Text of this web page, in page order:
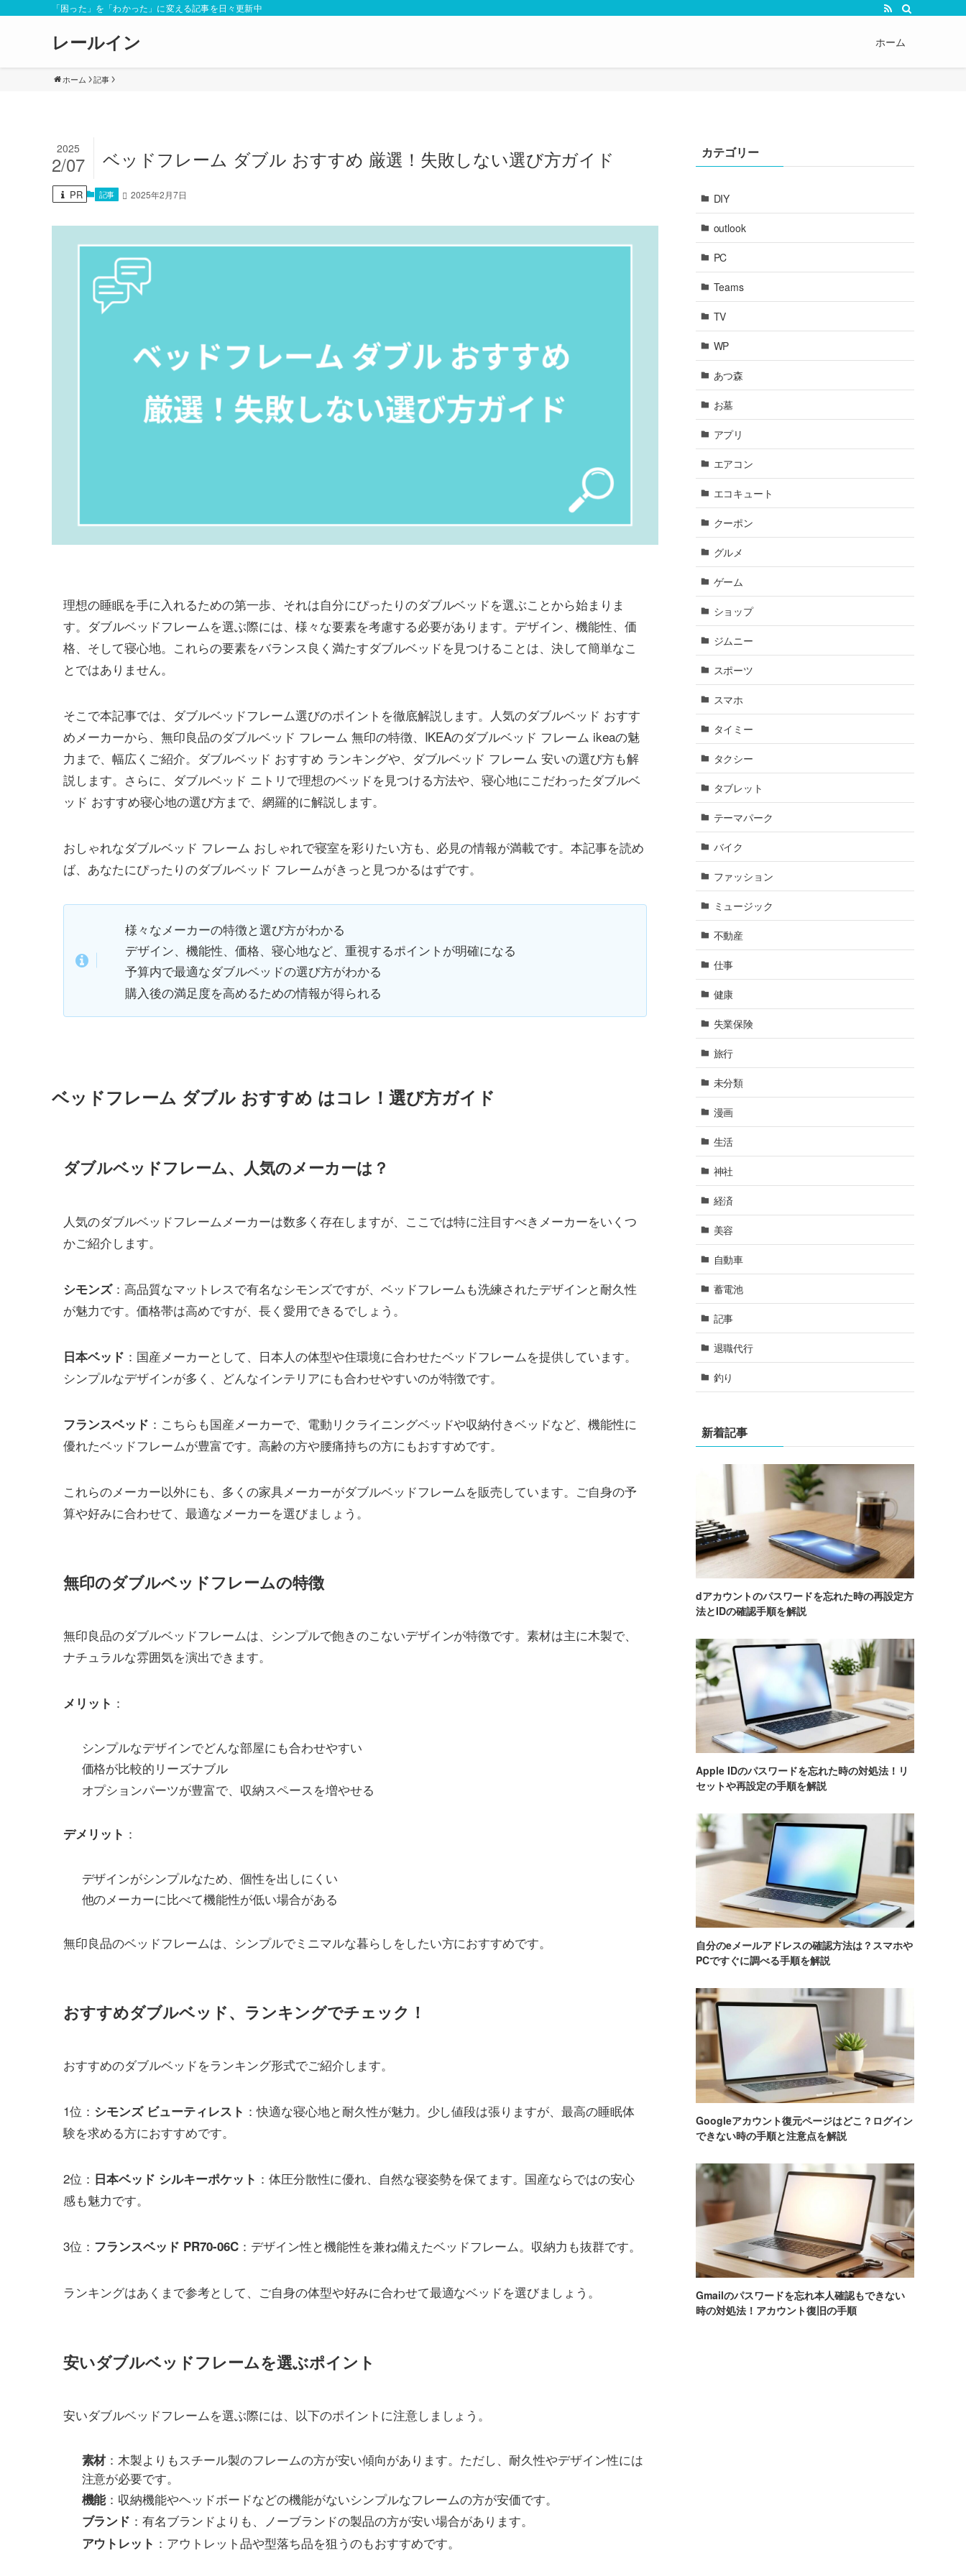
「困った」を「わかった」に変える記事を日々更新中
レールイン ホーム
ホーム 記事
ベッドフレーム ダブル おすすめ 厳選！失敗しない選び方ガイド
2025
2/07
PR 記事 2025年2月7日
理想の睡眠を手に入れるための第一歩、それは自分にぴったりのダブルベッドを選ぶことから始まりま
す。ダブルベッドフレームを選ぶ際には、様々な要素を考慮する必要があります。デザイン、機能性、価
格、そして寝心地。これらの要素をバランス良く満たすダブルベッドを見つけることは、決して簡単なこ
とではありません。
そこで本記事では、ダブルベッドフレーム選びのポイントを徹底解説します。人気のダブルベッド おすす
めメーカーから、無印良品のダブルベッド フレーム 無印の特徴、IKEAのダブルベッド フレーム ikeaの魅
力まで、幅広くご紹介。ダブルベッド おすすめ ランキングや、ダブルベッド フレーム 安いの選び方も解
説します。さらに、ダブルベッド ニトリで理想のベッドを見つける方法や、寝心地にこだわったダブルベ
ッド おすすめ寝心地の選び方まで、網羅的に解説します。
おしゃれなダブルベッド フレーム おしゃれで寝室を彩りたい方も、必見の情報が満載です。本記事を読め
ば、あなたにぴったりのダブルベッド フレームがきっと見つかるはずです。
様々なメーカーの特徴と選び方がわかる
デザイン、機能性、価格、寝心地など、重視するポイントが明確になる
予算内で最適なダブルベッドの選び方がわかる
購入後の満足度を高めるための情報が得られる
ベッドフレーム ダブル おすすめ はコレ！選び方ガイド
ダブルベッドフレーム、人気のメーカーは？
人気のダブルベッドフレームメーカーは数多く存在しますが、ここでは特に注目すべきメーカーをいくつ
かご紹介します。
シモンズ：高品質なマットレスで有名なシモンズですが、ベッドフレームも洗練されたデザインと耐久性
が魅力です。価格帯は高めですが、長く愛用できるでしょう。
日本ベッド ：国産メーカーとして、日本人の体型や住環境に合わせたベッドフレームを提供しています。
シンプルなデザインが多く、どんなインテリアにも合わせやすいのが特徴です。
フランスベッド ：こちらも国産メーカーで、電動リクライニングベッドや収納付きベッドなど、機能性に
優れたベッドフレームが豊富です。高齢の方や腰痛持ちの方にもおすすめです。
これらのメーカー以外にも、多くの家具メーカーがダブルベッドフレームを販売しています。ご自身の予
算や好みに合わせて、最適なメーカーを選びましょう。
無印のダブルベッドフレームの特徴
無印良品のダブルベッドフレームは、シンプルで飽きのこないデザインが特徴です。素材は主に木製で、
ナチュラルな雰囲気を演出できます。
メリット ：
シンプルなデザインでどんな部屋にも合わせやすい
価格が比較的リーズナブル
オプションパーツが豊富で、収納スペースを増やせる
デメリット ：
デザインがシンプルなため、個性を出しにくい
他のメーカーに比べて機能性が低い場合がある
無印良品のベッドフレームは、シンプルでミニマルな暮らしをしたい方におすすめです。
おすすめダブルベッド、ランキングでチェック！
おすすめのダブルベッドをランキング形式でご紹介します。
1位： シモンズ ビューティレスト ：快適な寝心地と耐久性が魅力。少し値段は張りますが、最高の睡眠体
験を求める方におすすめです。
2位： 日本ベッド シルキーポケット ：体圧分散性に優れ、自然な寝姿勢を保てます。国産ならではの安心
感も魅力です。
3位： フランスベッド PR70-06C：デザイン性と機能性を兼ね備えたベッドフレーム。収納力も抜群です。
ランキングはあくまで参考として、ご自身の体型や好みに合わせて最適なベッドを選びましょう。
安いダブルベッドフレームを選ぶポイント
安いダブルベッドフレームを選ぶ際には、以下のポイントに注意しましょう。
素材：木製よりもスチール製のフレームの方が安い傾向があります。ただし、耐久性やデザイン性には
注意が必要です。
機能：収納機能やヘッドボードなどの機能がないシンプルなフレームの方が安価です。
ブランド ：有名ブランドよりも、ノーブランドの製品の方が安い場合があります。
アウトレット ：アウトレット品や型落ち品を狙うのもおすすめです。
カテゴリー
DIY
outlook
PC
Teams
TV
WP
あつ森
お墓
アプリ
エアコン
エコキュート
クーポン
グルメ
ゲーム
ショップ
ジムニー
スポーツ
スマホ
タイミー
タクシー
タブレット
テーマパーク
バイク
ファッション
ミュージック
不動産
仕事
健康
失業保険
旅行
未分類
漫画
生活
神社
経済
美容
自動車
蓄電池
記事
退職代行
釣り
新着記事
dアカウントのパスワードを忘れた時の再設定方
法とIDの確認手順を解説
Apple IDのパスワードを忘れた時の対処法！リ
セットや再設定の手順を解説
自分のeメールアドレスの確認方法は？スマホや
PCですぐに調べる手順を解説
Googleアカウント復元ページはどこ？ログイン
できない時の手順と注意点を解説
Gmailのパスワードを忘れ本人確認もできない
時の対処法！アカウント復旧の手順